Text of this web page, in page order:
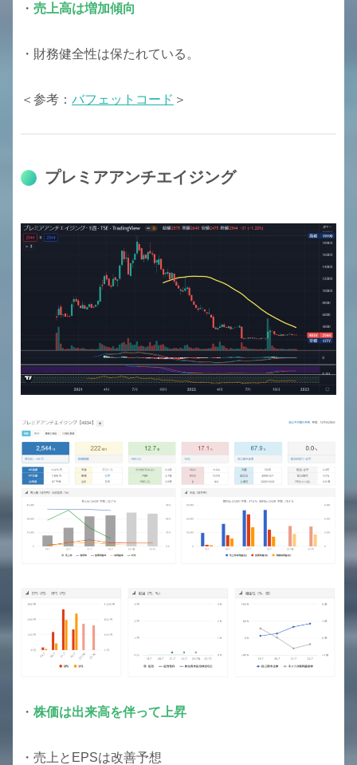
・ 売上高は増加傾向
・財務健全性は保たれている。
＜参考： バフェットコード ＞
プレミアアンチエイジング
・ 株価は出来高を伴って上昇
・売上とEPSは改善予想